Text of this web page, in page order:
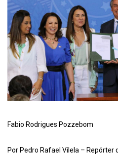
Fabio Rodrigues Pozzebom
Por Pedro Rafael Vilela – Repórter